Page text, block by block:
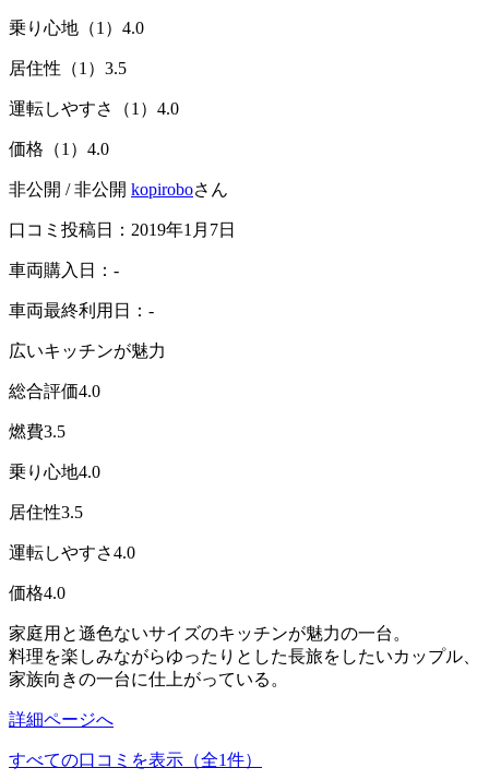
乗り心地（1） 4.0
居住性（1） 3.5
運転しやすさ（1） 4.0
価格（1） 4.0
非公開 / 非公開 kopiroboさん
口コミ投稿日：2019年1月7日
車両購入日：-
車両最終利用日：-
広いキッチンが魅力
総合評価4.0
燃費3.5
乗り心地4.0
居住性3.5
運転しやすさ4.0
価格4.0
家庭用と遜色ないサイズのキッチンが魅力の一台。
料理を楽しみながらゆったりとした長旅をしたいカップル、
家族向きの一台に仕上がっている。
詳細ページへ
すべての口コミを表示（全1件）